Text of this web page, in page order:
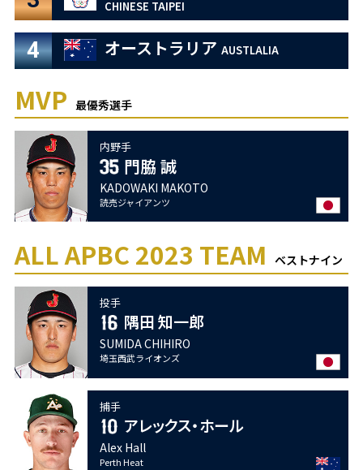
CHINESE TAIPEI
4 オーストラリア AUSTLALIA
MVP 最優秀選手
内野手
門脇 誠
KADOWAKI MAKOTO
読売ジャイアンツ
ALL APBC 2023 TEAM ベストナイン
投手
隅田 知一郎
SUMIDA CHIHIRO
埼玉西武ライオンズ
捕手
アレックス・ホール
Alex Hall
Perth Heat